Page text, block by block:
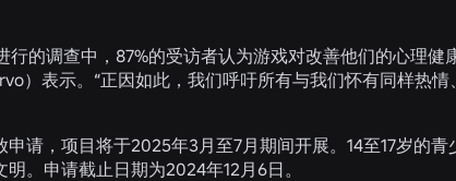
行的调查中，87%的受访者认为游戏对改善他们的心理健
）表示。“正因如此，我们呼吁所有与我们怀有同样热
请，项目将于2025年3月至7月期间开展。14至17岁的青
。申请截止日期为2024年12月6日。